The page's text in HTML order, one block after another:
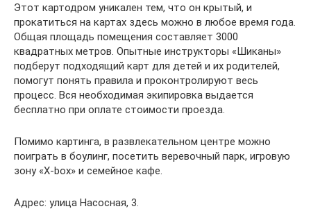
Этот картодром уникален тем, что он крытый, и
прокатиться на картах здесь можно в любое время года.
Общая площадь помещения составляет 3000
квадратных метров. Опытные инструкторы «Шиканы»
подберут подходящий карт для детей и их родителей,
помогут понять правила и проконтролируют весь
процесс. Вся необходимая экипировка выдается
бесплатно при оплате стоимости проезда.
Помимо картинга, в развлекательном центре можно
поиграть в боулинг, посетить веревочный парк, игровую
зону «X-box» и семейное кафе.
Адрес: улица Насосная, 3.